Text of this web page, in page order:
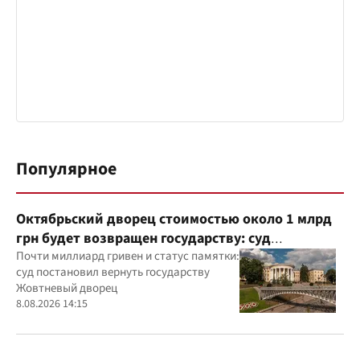
Популярное
Октябрьский дворец стоимостью около 1 млрд
грн будет возвращен государству: суд
удовлетворил иск прокуратуры
Почти миллиард гривен и статус памятки:
суд постановил вернуть государству
Жовтневый дворец
8.08.2026 14:15